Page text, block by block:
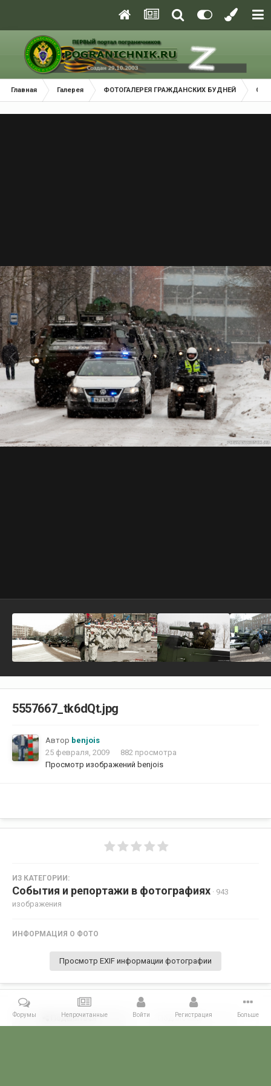
Главная Галерея ФОТОГАЛЕРЕЯ ГРАЖДАНСКИХ БУДНЕЙ
5557667_tk6dQt.jpg
Автор benjois
25 февраля, 2009
882 просмотра
Просмотр изображений benjois
ИЗ КАТЕГОРИИ:
События и репортажи в фотографиях · 943
изображения
ИНФОРМАЦИЯ О ФОТО
Просмотр EXIF информации фотографии
Поделиться Подписчики 0
Форумы Непрочитанные Войти Регистрация Больше